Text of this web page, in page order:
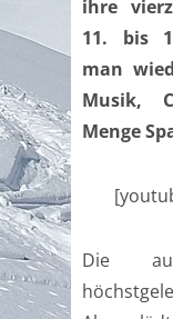
ihre
11. bis
man
Musik,
Menge
Die